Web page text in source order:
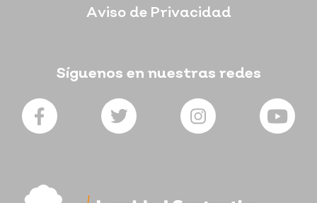
Aviso de Privacidad
Síguenos en nuestras redes